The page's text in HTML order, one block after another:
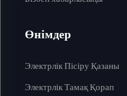
Өнімдер
Электрлік Пісіру Қазаны
Электрлік Тамақ Қорап